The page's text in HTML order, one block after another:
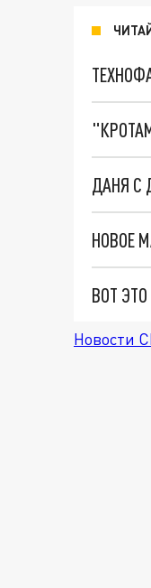
ДАНЯ С
ВОТ
Новости